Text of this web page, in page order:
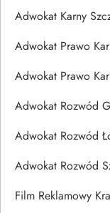
Adwokat Karny
Adwokat Prawo
Adwokat Prawo
Adwokat Rozwód
Adwokat Rozwód
Adwokat Rozwód
Film Reklamowy